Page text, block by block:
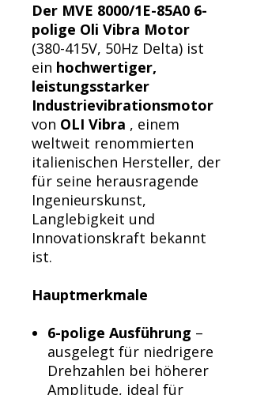
Der MVE 8000/1E-85A0 6-
polige Oli Vibra Motor
(380-415V, 50Hz Delta) ist
ein hochwertiger,
leistungsstarker
Industrievibrationsmotor
von OLI Vibra , einem
weltweit renommierten
italienischen Hersteller, der
für seine herausragende
Ingenieurskunst,
Langlebigkeit und
Innovationskraft bekannt
ist.
Hauptmerkmale
6-polige Ausführung –
ausgelegt für niedrigere
Drehzahlen bei höherer
Amplitude, ideal für